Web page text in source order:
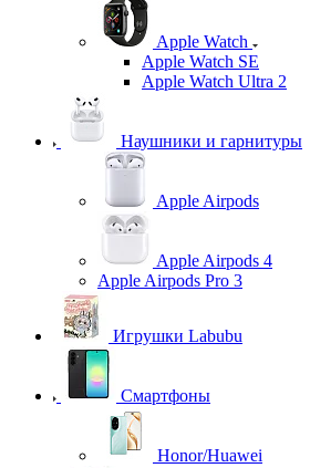
Apple Watch
Apple Watch SE
Apple Watch Ultra 2
Наушники и гарнитуры
Apple Airpods
Apple Airpods 4
Apple Airpods Pro 3
Игрушки Labubu
Смартфоны
Honor/Huawei